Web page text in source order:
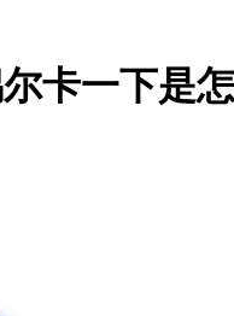
卡一下是怎